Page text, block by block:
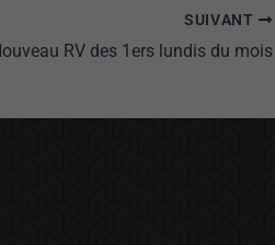
SUIVANT
RV des 1ers lundis du mois